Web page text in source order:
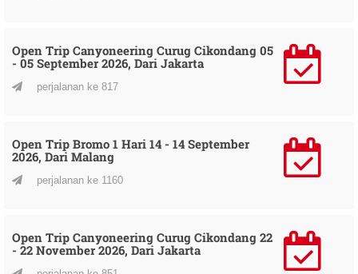
Open Trip Canyoneering Curug Cikondang 05
- 05 September 2026, Dari Jakarta
perjalanan ke 817
Open Trip Bromo 1 Hari 14 - 14 September
2026, Dari Malang
perjalanan ke 1160
Open Trip Canyoneering Curug Cikondang 22
- 22 November 2026, Dari Jakarta